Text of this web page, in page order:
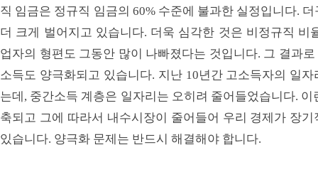
직 임금은 정규직 임금의 60% 수준에 불과한 실정입니다.
더 크게 벌어지고 있습니다. 더욱 심각한 것은 비정규직 비
업자의 형편도 그동안 많이 나빠졌다는 것입니다. 그 결과
소득도 양극화되고 있습니다. 지난 10년간 고소득자의 일
는데, 중간소득 계층은 일자리는 오히려 줄어들었습니다.
축되고 그에 따라서 내수시장이 줄어들어 우리 경제가 장
있습니다. 양극화 문제는 반드시 해결해야 합니다.